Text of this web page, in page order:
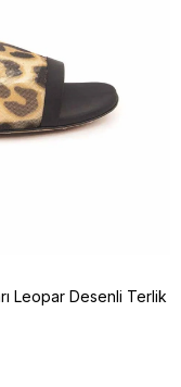
Leopar Desenli Terlik